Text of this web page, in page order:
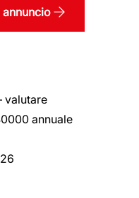
valutare
annuale